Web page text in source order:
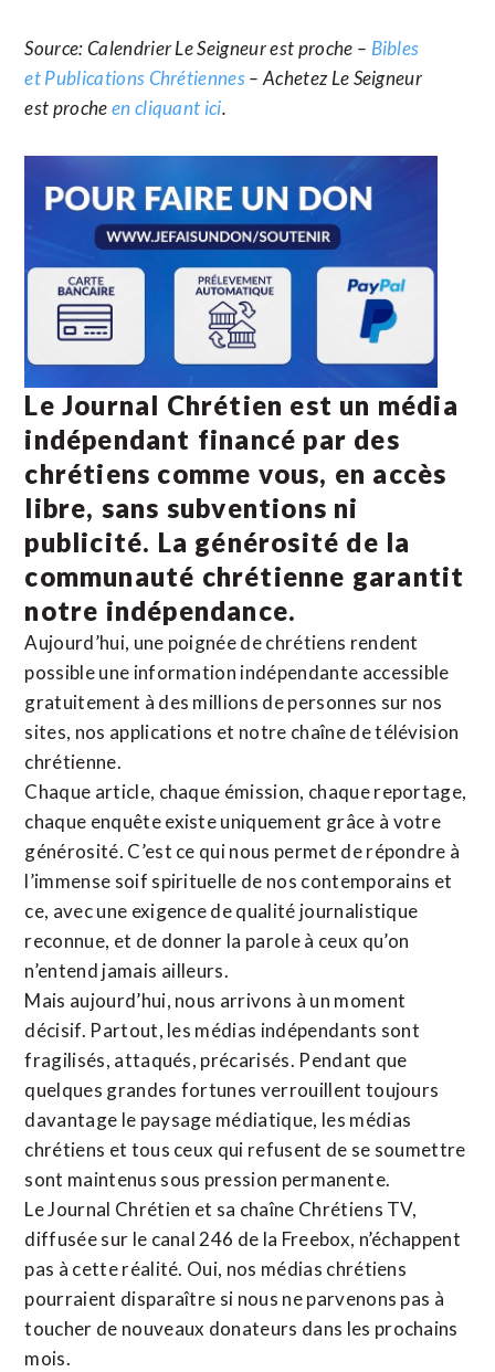
Source: Calendrier Le Seigneur est proche – Bibles
et Publications Chrétiennes– Achetez Le Seigneur
est procheen cliquant ici.
Le Journal Chrétien est un média
indépendant financé par des
chrétiens comme vous, en accès
libre, sans subventions ni
publicité. La générosité de la
communauté chrétienne garantit
notre indépendance.
Aujourd’hui, une poignée de chrétiens rendent
possible une information indépendante accessible
gratuitement à des millions de personnes sur nos
sites, nos applications et notre chaîne de télévision
chrétienne.
Chaque article, chaque émission, chaque reportage,
chaque enquête existe uniquement grâce à votre
générosité. C’est ce qui nous permet de répondre à
l’immense soif spirituelle de nos contemporains et
ce, avec une exigence de qualité journalistique
reconnue, et de donner la parole à ceux qu’on
n’entend jamais ailleurs.
Mais aujourd’hui, nous arrivons à un moment
décisif. Partout, les médias indépendants sont
fragilisés, attaqués, précarisés. Pendant que
quelques grandes fortunes verrouillent toujours
davantage le paysage médiatique, les médias
chrétiens et tous ceux qui refusent de se soumettre
sont maintenus sous pression permanente.
Le Journal Chrétien et sa chaîne Chrétiens TV,
diffusée sur le canal 246 de la Freebox, n’échappent
pas à cette réalité. Oui, nos médias chrétiens
pourraient disparaître si nous ne parvenons pas à
toucher de nouveaux donateurs dans les prochains
mois.